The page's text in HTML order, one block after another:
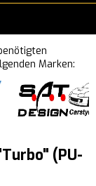
Marken:
(PU-